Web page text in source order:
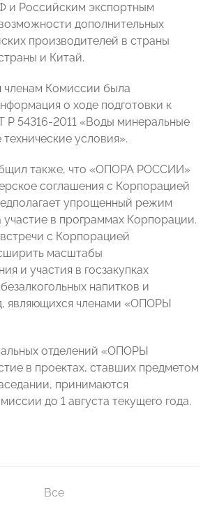
и Российским экспортным
дополнительных
производителей в страны
и Китай.
членам Комиссии была
о ходе подготовки к
Р 54316-2011 «Воды минеральные
условия».
также, что «ОПОРА РОССИИ»
соглашения с Корпорацией
упрощенный режим
участие в программах Корпорации.
с Корпорацией
масштабы
и участия в госзакупках
напитков и
являющихся членами «ОПОРЫ
отделений «ОПОРЫ
в проектах, ставших предметом
принимаются
до 1 августа текущего года.
Все